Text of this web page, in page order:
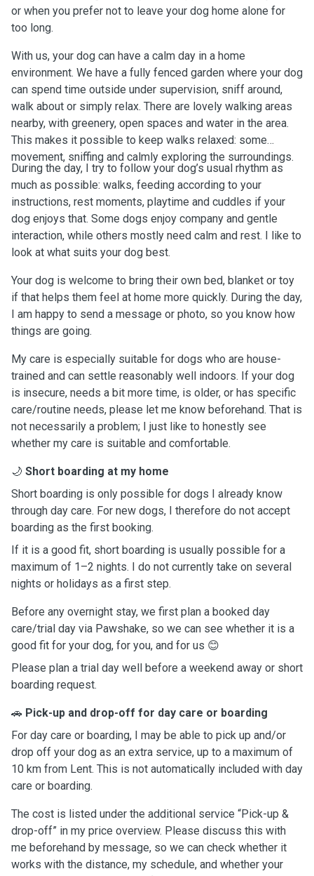
or when you prefer not to leave your dog home alone for
too long.
With us, your dog can have a calm day in a home
environment. We have a fully fenced garden where your dog
can spend time outside under supervision, sniff around,
walk about or simply relax. There are lovely walking areas
nearby, with greenery, open spaces and water in the area.
This makes it possible to keep walks relaxed: some
movement, sniffing and calmly exploring the surroundings.
During the day, I try to follow your dog’s usual rhythm as
much as possible: walks, feeding according to your
instructions, rest moments, playtime and cuddles if your
dog enjoys that. Some dogs enjoy company and gentle
interaction, while others mostly need calm and rest. I like to
look at what suits your dog best.
Your dog is welcome to bring their own bed, blanket or toy
if that helps them feel at home more quickly. During the day,
I am happy to send a message or photo, so you know how
things are going.
My care is especially suitable for dogs who are house-
trained and can settle reasonably well indoors. If your dog
is insecure, needs a bit more time, is older, or has specific
care/routine needs, please let me know beforehand. That is
not necessarily a problem; I just like to honestly see
whether my care is suitable and comfortable.
🌙 Short boarding at my home
Short boarding is only possible for dogs I already know
through day care. For new dogs, I therefore do not accept
boarding as the first booking.
If it is a good fit, short boarding is usually possible for a
maximum of 1–2 nights. I do not currently take on several
nights or holidays as a first step.
Before any overnight stay, we first plan a booked day
care/trial day via Pawshake, so we can see whether it is a
good fit for your dog, for you, and for us 😊
Please plan a trial day well before a weekend away or short
boarding request.
🚗 Pick-up and drop-off for day care or boarding
For day care or boarding, I may be able to pick up and/or
drop off your dog as an extra service, up to a maximum of
10 km from Lent. This is not automatically included with day
care or boarding.
The cost is listed under the additional service “Pick-up &
drop-off” in my price overview. Please discuss this with
me beforehand by message, so we can check whether it
works with the distance, my schedule, and whether your